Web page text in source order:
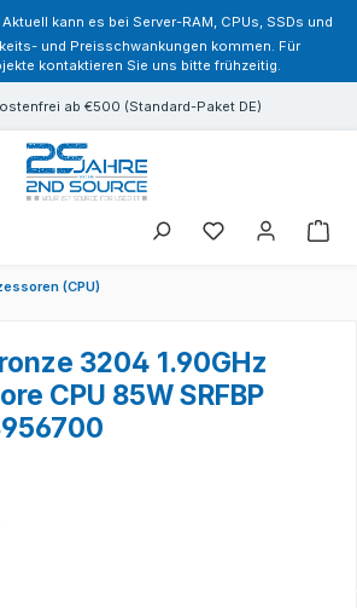
Aktuell kann es bei Server-RAM, CPUs, SSDs und
und Preisschwankungen kommen. Für
kontaktieren Sie uns bitte frühzeitig.
ab €500 (Standard-Paket DE)
Sie haben 0
(CPU)
3204 1.90GHz
CPU 85W SRFBP